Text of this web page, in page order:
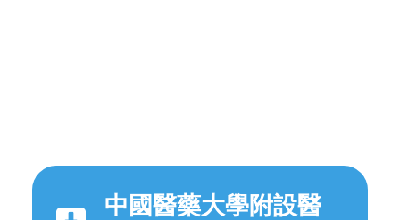
中國醫藥大學附設醫